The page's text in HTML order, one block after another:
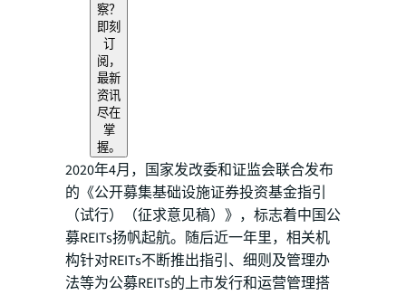
察？
即刻
订
阅，
最新
资讯
尽在
掌
握。
2020年4月，国家发改委和证监会联合发布
的《公开募集基础设施证券投资基金指引
（试行）（征求意见稿）》，标志着中国公
募REITs扬帆起航。随后近一年里，相关机
构针对REITs不断推出指引、细则及管理办
法等为公募REITs的上市发行和运营管理搭